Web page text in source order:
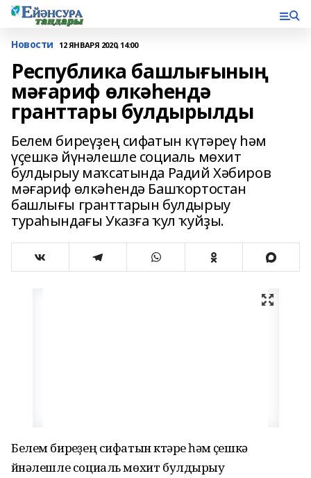
Новости 12 ЯНВАРЯ 2020, 14:00
Республика башлығының
мәғариф өлкәһендә
гранттары булдырылды
Белем биреүҙең сифатын күтәреү һәм
үҫешкә йүнәлешле социаль мөхит
булдырыу маҡсатында Радий Хәбиров
мәғариф өлкәһендә Башҡортостан
башлығы гранттарын булдырыу
тураһындағы Указға ҡул ҡуйҙы.
Белем биреүҙең сифатын күтәреү һәм үҫешкә
йүнәлешле социаль мөхит булдырыу